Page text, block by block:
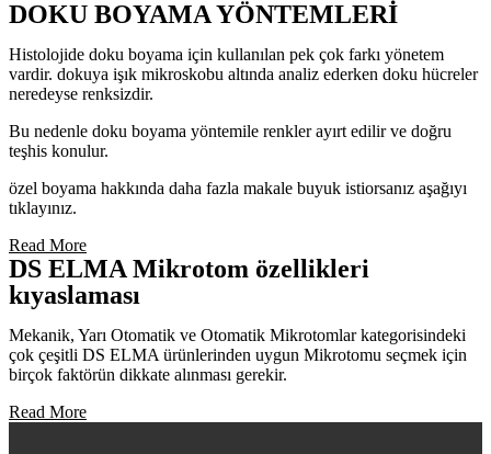
DOKU BOYAMA YÖNTEMLERİ
Histolojide doku boyama için kullanılan pek çok farkı yönetem
vardir. dokuya işık mikroskobu altında analiz ederken doku hücreler
neredeyse renksizdir.
Bu nedenle doku boyama yöntemile renkler ayırt edilir ve doğru
teşhis konulur.
özel boyama hakkında daha fazla makale buyuk istiorsanız aşağıyı
tıklayınız.
Read More
DS ELMA Mikrotom özellikleri
kıyaslaması
Mekanik, Yarı Otomatik ve Otomatik Mikrotomlar kategorisindeki
çok çeşitli DS ELMA ürünlerinden uygun Mikrotomu seçmek için
birçok faktörün dikkate alınması gerekir.
Read More